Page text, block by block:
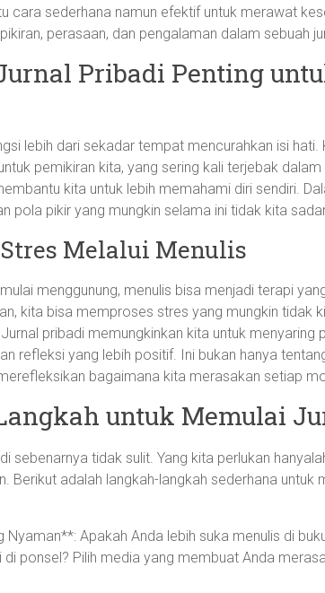
cara sederhana namun efektif untuk merawat
perasaan, dan pengalaman dalam sebuah
Pribadi Penting
lebih dari sekadar tempat mencurahkan isi hati.
pemikiran kita, yang sering kali terjebak
kita untuk lebih memahami diri sendiri.
pola pikir yang mungkin selama ini tidak kita
Melalui Menulis
menggunung, menulis bisa menjadi terapi
kita bisa memproses stres yang mungkin tidak
pribadi memungkinkan kita untuk menyaring
refleksi yang lebih positif. Ini bukan hanya
bagaimana kita merasakan setiap
untuk Memulai
sebenarnya tidak sulit. Yang kita perlukan
Berikut adalah langkah-langkah sederhana untuk
Nyaman**: Apakah Anda lebih suka menulis di
ponsel? Pilih media yang membuat Anda